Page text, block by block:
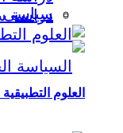
سياسي
دراسة
العلوم